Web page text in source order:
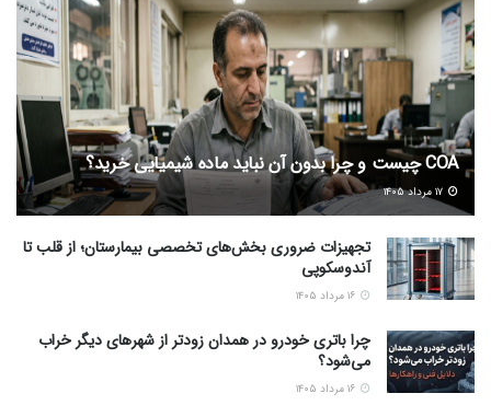
COA چیست و چرا بدون آن نباید ماده شیمیایی خرید؟
تجهیزات ضروری بخش‌های تخصصی بیمارستان؛ از قلب تا
آندوسکوپی
چرا باتری خودرو در همدان زودتر از شهرهای دیگر خراب
می‌شود؟